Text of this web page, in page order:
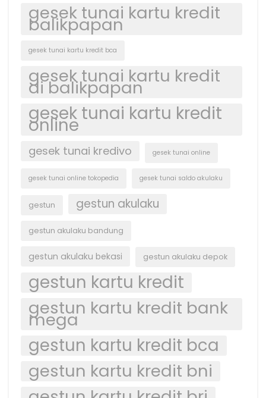
gesek tunai kartu kredit
balikpapan
gesek tunai kartu kredit bca
gesek tunai kartu kredit
di balikpapan
gesek tunai kartu kredit
online
gesek tunai kredivo gesek tunai online
gesek tunai online tokopedia gesek tunai saldo akulaku
gestun gestun akulaku
gestun akulaku bandung
gestun akulaku bekasi gestun akulaku depok
gestun kartu kredit
gestun kartu kredit bank
mega
gestun kartu kredit bca
gestun kartu kredit bni